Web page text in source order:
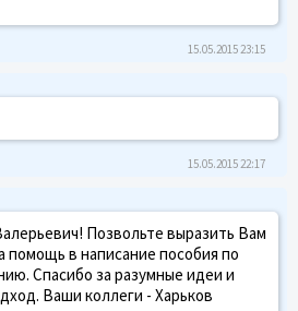
15.05.2015 23:15
15.05.2015 22:17
Позвольте выразить Вам
помощь в написание пособия по
Спасибо за разумные идеи и
Ваши коллеги - Харьков